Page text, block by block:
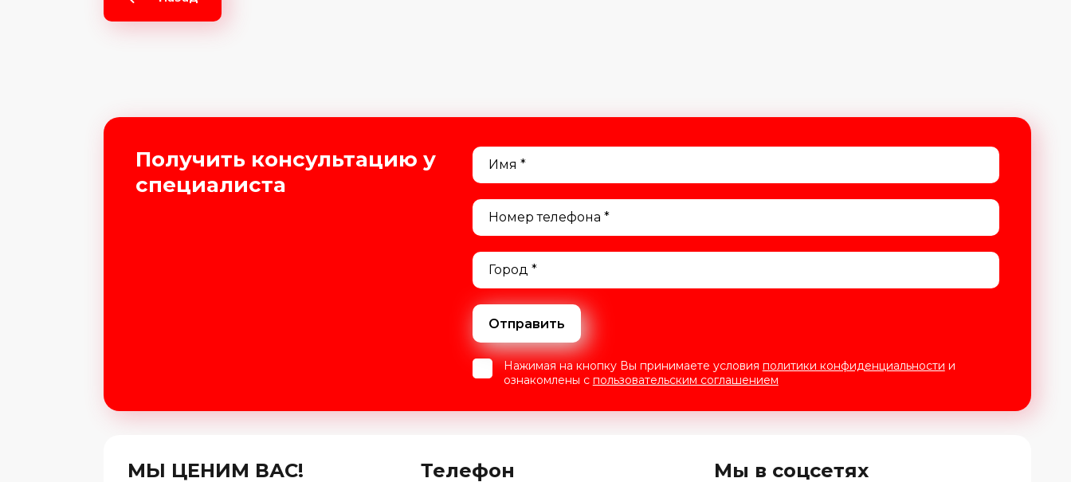
МЫ ЦЕНИМ ВАС! Телефон Мы в соцсетях
Получить консультацию у
специалиста
Нажимая на кнопку Вы принимаете условия политики конфиденциальности и
ознакомлены с пользовательским соглашением
Отправить